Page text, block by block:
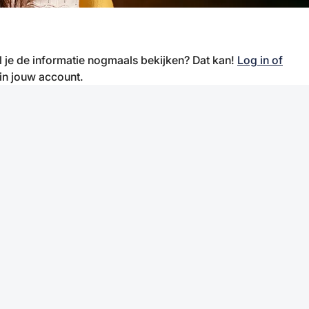
de informatie nogmaals bekijken? Dat kan! Log in of
jouw account.